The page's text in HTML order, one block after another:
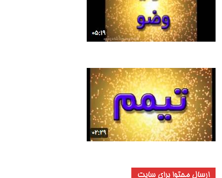
ارسال محتوا برای سایت